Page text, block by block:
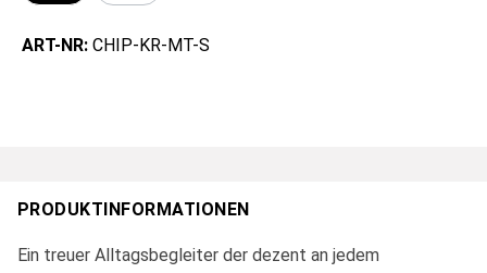
ART-NR: CHIP-KR-MT-S
PRODUKTINFORMATIONEN
Ein treuer Alltagsbegleiter der dezent an jedem